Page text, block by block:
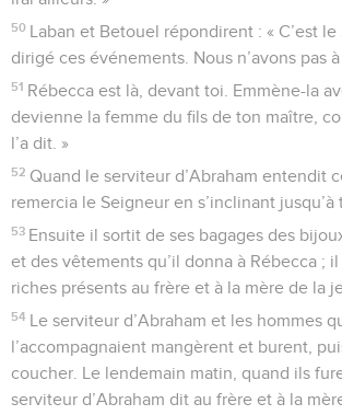
50 Laban et Betouel répondirent : « C’est
dirigé ces événements. Nous n’avons pas
51 Rébecca est là, devant toi. Emmène-la
devienne la femme du fils de ton maître,
l’a dit. »
52 Quand le serviteur d’Abraham entendit
remercia le Seigneur en s’inclinant jusqu’à
53 Ensuite il sortit de ses bagages des
et des vêtements qu’il donna à Rébecca ;
riches présents au frère et à la mère de la
54 Le serviteur d’Abraham et les hommes
l’accompagnaient mangèrent et burent,
coucher. Le lendemain matin, quand ils
serviteur d’Abraham dit au frère et à la